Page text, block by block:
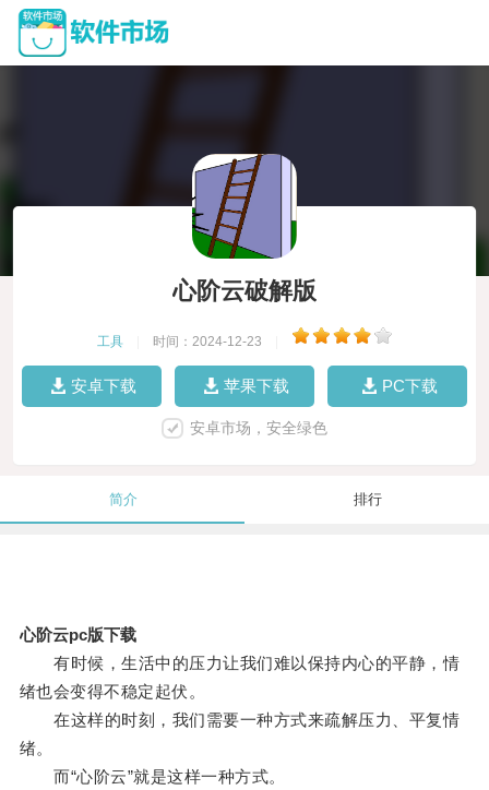
心阶云破解版
工具 时间：2024-12-23
安卓下载 苹果下载 PC下载
安卓市场，安全绿色
简介 排行
心阶云pc版下载
有时候，生活中的压力让我们难以保持内心的平静，情
绪也会变得不稳定起伏。
在这样的时刻，我们需要一种方式来疏解压力、平复情
绪。
而“心阶云”就是这样一种方式。